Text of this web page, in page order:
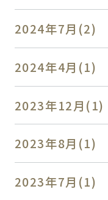
2024年7月(2)
2024年4月(1)
2023年12月(1)
2023年8月(1)
2023年7月(1)